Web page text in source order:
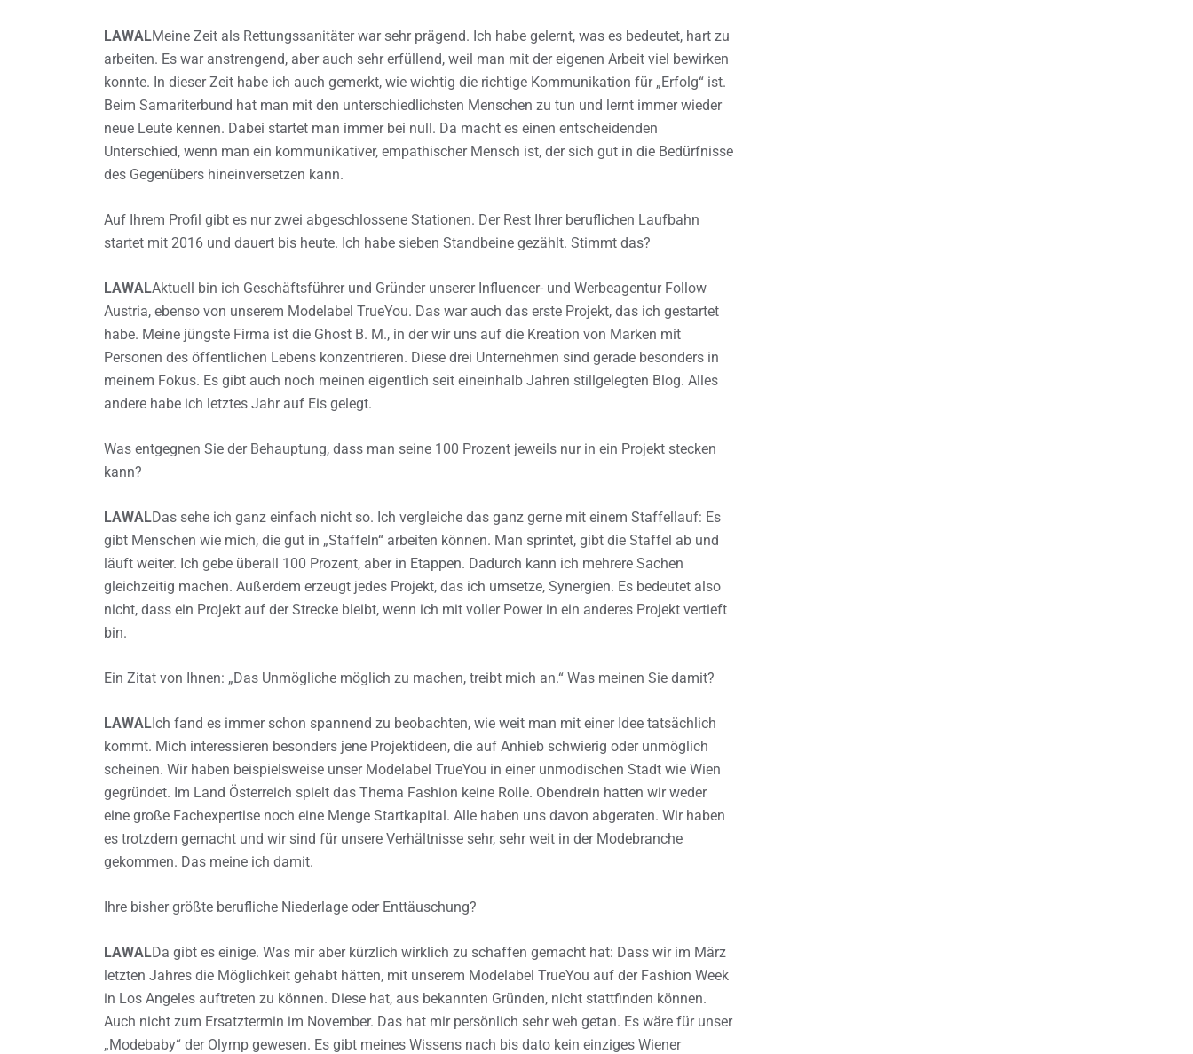
LAWALMeine Zeit als Rettungssanitäter war sehr prägend. Ich habe gelernt, was es bedeutet, hart zu
arbeiten. Es war anstrengend, aber auch sehr erfüllend, weil man mit der eigenen Arbeit viel bewirken
konnte. In dieser Zeit habe ich auch gemerkt, wie wichtig die richtige Kommunikation für „Erfolg“ ist.
Beim Samariterbund hat man mit den unterschiedlichsten Menschen zu tun und lernt immer wieder
neue Leute kennen. Dabei startet man immer bei null. Da macht es einen entscheidenden
Unterschied, wenn man ein kommunikativer, empathischer Mensch ist, der sich gut in die Bedürfnisse
des Gegenübers hineinversetzen kann.
Auf Ihrem Profil gibt es nur zwei abgeschlossene Stationen. Der Rest Ihrer beruflichen Laufbahn
startet mit 2016 und dauert bis heute. Ich habe sieben Standbeine gezählt. Stimmt das?
LAWALAktuell bin ich Geschäftsführer und Gründer unserer Influencer- und Werbeagentur Follow
Austria, ebenso von unserem Modelabel TrueYou. Das war auch das erste Projekt, das ich gestartet
habe. Meine jüngste Firma ist die Ghost B. M., in der wir uns auf die Kreation von Marken mit
Personen des öffentlichen Lebens konzentrieren. Diese drei Unternehmen sind gerade besonders in
meinem Fokus. Es gibt auch noch meinen eigentlich seit eineinhalb Jahren stillgelegten Blog. Alles
andere habe ich letztes Jahr auf Eis gelegt.
Was entgegnen Sie der Behauptung, dass man seine 100 Prozent jeweils nur in ein Projekt stecken
kann?
LAWALDas sehe ich ganz einfach nicht so. Ich vergleiche das ganz gerne mit einem Staffellauf: Es
gibt Menschen wie mich, die gut in „Staffeln“ arbeiten können. Man sprintet, gibt die Staffel ab und
läuft weiter. Ich gebe überall 100 Prozent, aber in Etappen. Dadurch kann ich mehrere Sachen
gleichzeitig machen. Außerdem erzeugt jedes Projekt, das ich umsetze, Synergien. Es bedeutet also
nicht, dass ein Projekt auf der Strecke bleibt, wenn ich mit voller Power in ein anderes Projekt vertieft
bin.
Ein Zitat von Ihnen: „Das Unmögliche möglich zu machen, treibt mich an.“ Was meinen Sie damit?
LAWALIch fand es immer schon spannend zu beobachten, wie weit man mit einer Idee tatsächlich
kommt. Mich interessieren besonders jene Projektideen, die auf Anhieb schwierig oder unmöglich
scheinen. Wir haben beispielsweise unser Modelabel TrueYou in einer unmodischen Stadt wie Wien
gegründet. Im Land Österreich spielt das Thema Fashion keine Rolle. Obendrein hatten wir weder
eine große Fachexpertise noch eine Menge Startkapital. Alle haben uns davon abgeraten. Wir haben
es trotzdem gemacht und wir sind für unsere Verhältnisse sehr, sehr weit in der Modebranche
gekommen. Das meine ich damit.
Ihre bisher größte berufliche Niederlage oder Enttäuschung?
LAWALDa gibt es einige. Was mir aber kürzlich wirklich zu schaffen gemacht hat: Dass wir im März
letzten Jahres die Möglichkeit gehabt hätten, mit unserem Modelabel TrueYou auf der Fashion Week
in Los Angeles auftreten zu können. Diese hat, aus bekannten Gründen, nicht stattfinden können.
Auch nicht zum Ersatztermin im November. Das hat mir persönlich sehr weh getan. Es wäre für unser
„Modebaby“ der Olymp gewesen. Es gibt meines Wissens nach bis dato kein einziges Wiener